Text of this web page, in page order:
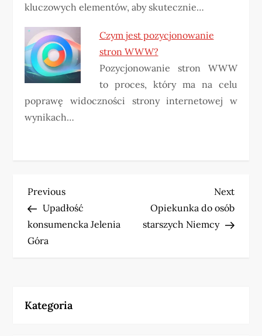
kluczowych elementów, aby skutecznie…
Czym jest pozycjonowanie
stron WWW?
Pozycjonowanie stron WWW
to proces, który ma na celu
poprawę widoczności strony internetowej w
wynikach…
N
a
w
g
Previous
Post
Previous
Upadłość
konsumencka Jelenia
Góra
Next
Post
Next
Opiekunka do osób
starszych Niemcy
Kategoria